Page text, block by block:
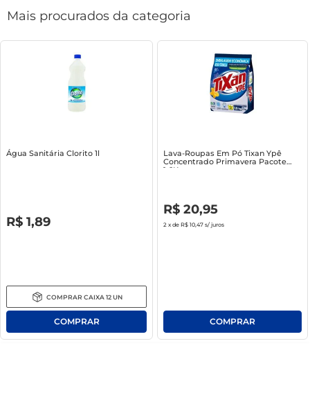
Mais procurados da categoria
Água Sanitária Clorito 1l
R$ 1,89
COMPRAR CAIXA 12 UN
Lava-Roupas Em Pó Tixan Ypê
Concentrado Primavera Pacote
1.6Kg
R$ 20,95
2 x de R$ 10,47 s/ juros